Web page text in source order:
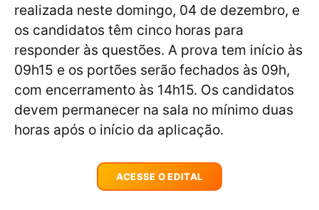
realizada neste domingo, 04 de dezembro, e
os candidatos têm cinco horas para
responder às questões. A prova tem início às
09h15 e os portões serão fechados às 09h,
com encerramento às 14h15. Os candidatos
devem permanecer na sala no mínimo duas
horas após o início da aplicação.
ACESSE O EDITAL